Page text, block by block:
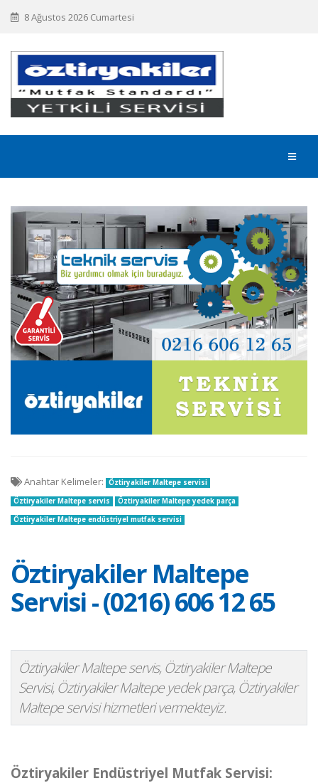
8 Ağustos 2026 Cumartesi
Öztiryakiler Maltepe
Servisi - (0216) 606 12 65
Öztiryakiler Maltepe servis, Öztiryakiler Maltepe
Servisi, Öztiryakiler Maltepe yedek parça, Öztiryakiler
Maltepe servisi hizmetleri vermekteyiz.
Öztiryakiler Endüstriyel Mutfak Servisi:
Anahtar Kelimeler:
Öztiryakiler Maltepe servisi
Öztiryakiler Maltepe servis
Öztiryakiler Maltepe yedek parça
Öztiryakiler Maltepe endüstriyel mutfak servisi